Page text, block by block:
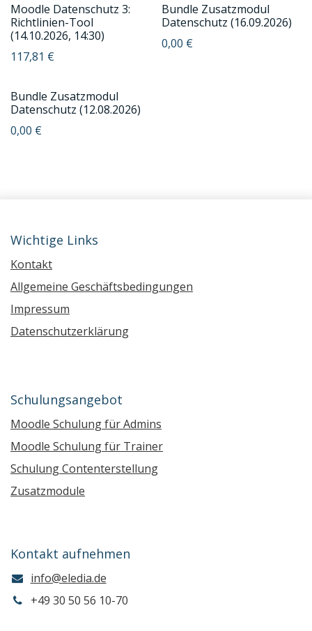
Moodle Datenschutz 3:
Richtlinien-Tool
(14.10.2026, 14:30)
117,81 €
Bundle Zusatzmodul
Datenschutz (16.09.2026)
0,00 €
Bundle Zusatzmodul
Datenschutz (12.08.2026)
0,00 €
Wichtige Links
Kontakt
Allgemeine Geschäftsbedingungen
Impressum
Datenschutzerklärung
Schulungsangebot
Moodle Schulung für Admins
Moodle Schulung für Trainer
Schulung Contenterstellung
Zusatzmodule
Kontakt aufnehmen
info@eledia.de
+49 30 50 56 10-70